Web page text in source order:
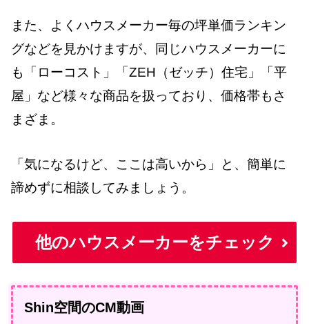
また、よくハウスメーカー毎の坪単価ランキン
グなどを見かけますが、同じハウスメーカーに
も「ローコスト」「ZEH（ゼッチ）住宅」「平
屋」など様々な商品を扱っており、価格帯もさ
まざま。
「気になるけど、ここは高いから」と、簡単に
諦めずに相談してみましょう。
他のハウスメーカーをチェック
Shin空間のCM動画